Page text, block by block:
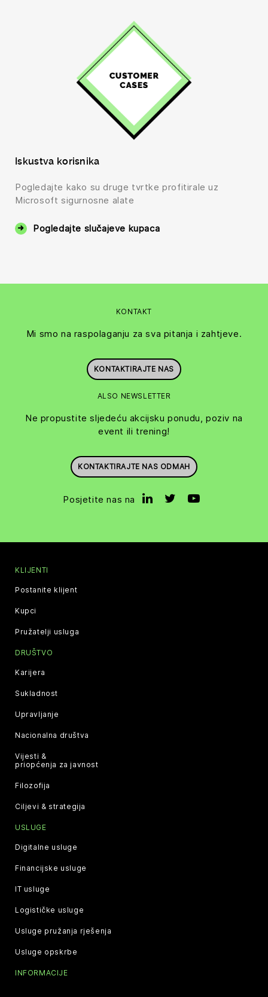
Iskustva korisnika
Pogledajte kako su druge tvrtke profitirale uz
Microsoft sigurnosne alate
Pogledajte slučajeve kupaca
KONTAKT
Mi smo na raspolaganju za sva pitanja i zahtjeve.
KONTAKTIRAJTE NAS
ALSO NEWSLETTER
Ne propustite sljedeću akcijsku ponudu, poziv na
event ili trening!
KONTAKTIRAJTE NAS ODMAH
Posjetite nas na
KLIJENTI
Postanite klijent
Kupci
Pružatelji usluga
DRUŠTVO
Karijera
Sukladnost
Upravljanje
Nacionalna društva
Vijesti &
priopćenja za javnost
Filozofija
Ciljevi & strategija
USLUGE
Digitalne usluge
Financijske usluge
IT usluge
Logističke usluge
Usluge pružanja rješenja
Usluge opskrbe
INFORMACIJE